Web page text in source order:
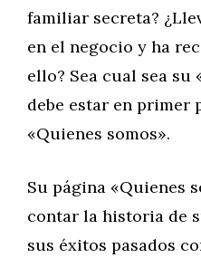
familiar secreta?
en el negocio y ha
ello? Sea cual sea su
debe estar en primer
«Quienes somos».
Su página «Quienes
contar la historia de
sus éxitos pasados